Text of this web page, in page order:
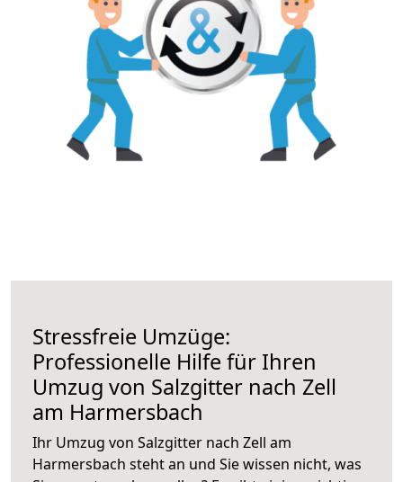
Stressfreie Umzüge:
Professionelle Hilfe für Ihren
Umzug von Salzgitter nach Zell
am Harmersbach
Ihr Umzug von Salzgitter nach Zell am
Harmersbach steht an und Sie wissen nicht, was